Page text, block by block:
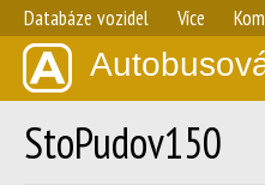
Databáze vozidel Více
StoPudov150